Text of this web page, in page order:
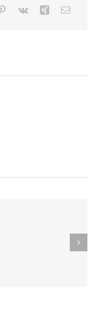
Pinterest
Vk Xing Email
EMBL